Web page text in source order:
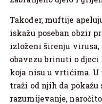
Također, muftije
iskažu poseban obzir
izloženi širenju
obavezu brinuti o djeci
koja nisu u vrtićima.
traži od njih da pokažu
razumijevanje,